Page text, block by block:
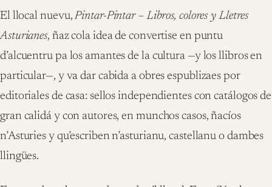
El llocal nuevu,Pintar-Pintar – Libros, colores y Lletres
Asturianes, ñaz cola idea de convertise en puntu
d’alcuentru pa los amantes de la cultura —y los llibros en
particular—, y va dar cabida a obres espublizaes por
editoriales de casa: sellos independientes con catálogos de
gran calidá y con autores, en munchos casos, ñacíos
n’Asturies y qu’escriben n’asturianu, castellanu o dambes
llingües.